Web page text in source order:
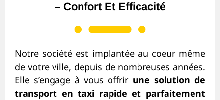
– Confort Et Efficacité
Notre société est implantée au coeur même
de votre ville, depuis de nombreuses années.
Elle s’engage à vous offrir une solution de
transport en taxi rapide et parfaitement